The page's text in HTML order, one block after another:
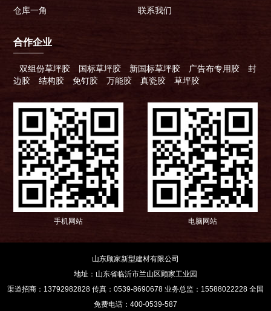
仓库一角
联系我们
合作企业
双组份草坪胶 国标草坪胶 新国标草坪胶 广告布专用胶
封
边胶
结构胶 免钉胶 万能胶 真瓷胶 草坪胶
手机网站 电脑网站
山东顾家新型建材有限公司
地址：山东省临沂市兰山区顾家工业园
渠道招商：13792982828 传真：0539-8690678 业务总监：15588022228 全国
免费电话：400-0539-587